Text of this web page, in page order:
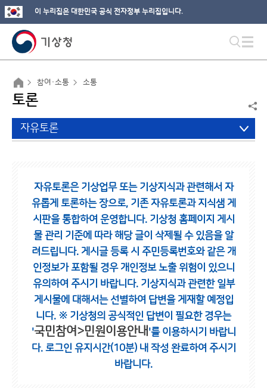
이 누리집은 대한민국 공식 전자정부 누리집입니다.
참여·소통 소통
토론
자유토론
자유토론은 기상업무 또는 기상지식과 관련해서 자
유롭게 토론하는 장으로, 기존 자유토론과 지식샘 게
시판을 통합하여 운영합니다. 기상청 홈페이지 게시
물 관리 기준에 따라 해당 글이 삭제될 수 있음을 알
려드립니다. 게시글 등록 시 주민등록번호와 같은 개
인정보가 포함될 경우 개인정보 노출 위험이 있으니
유의하여 주시기 바랍니다. 기상지식과 관련한 일부
게시물에 대해서는 선별하여 답변을 게재할 예정입
니다. ※ 기상청의 공식적인 답변이 필요한 경우는
'국민참여>민원이용안내 '를 이용하시기 바랍니
다. 로그인 유지시간(10분) 내 작성 완료하여 주시기
바랍니다.